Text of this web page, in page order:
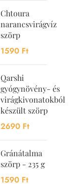
Chtoura
narancsvirágvíz
szörp
1590 Ft
Qarshi
gyógynövény- és
virágkivonatokból
készült szörp
2690 Ft
Gránátalma
szörp - 235 g
1590 Ft